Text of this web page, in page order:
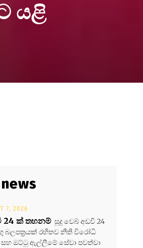
යළි
7, 2026
24 ක් තහනම් සූදු වෙබ් අඩවි 24
බලපත්‍රයක් රහිතව නීති විරෝධි
ඔට්ටු ඇල්ලීමේ සේවා පවත්වා